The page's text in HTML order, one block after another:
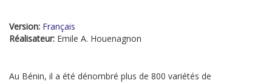
Version: Français
Réalisateur: Emile A. Houenagnon
Au Bénin, il a été dénombré plus de 800 variétés de